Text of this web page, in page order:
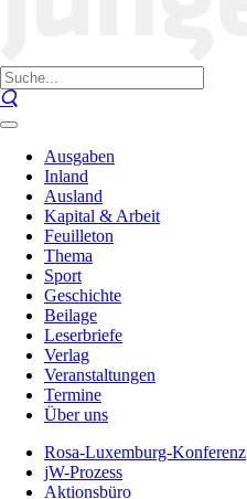
Ausgaben
Inland
Ausland
Kapital & Arbeit
Feuilleton
Thema
Sport
Geschichte
Beilage
Leserbriefe
Verlag
Veranstaltungen
Termine
Über uns
Rosa-Luxemburg-Konferenz
jW-Prozess
Aktionsbüro